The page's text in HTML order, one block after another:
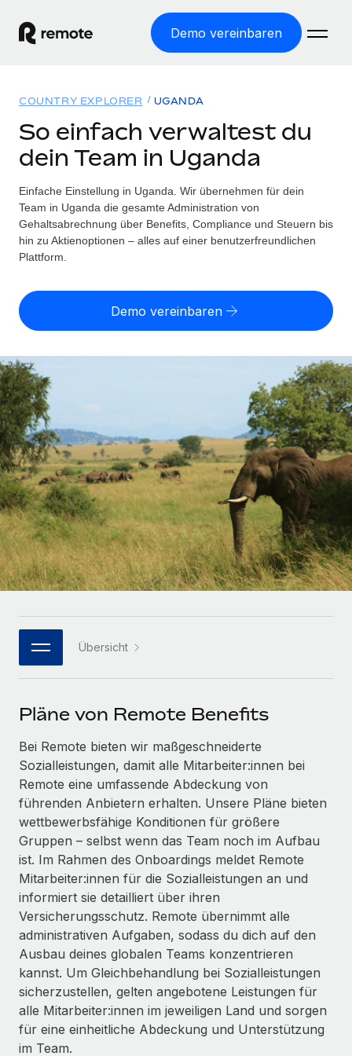
Demo vereinbaren
WELTWEITE BESCHÄFTIGUNG
Globale Payroll
Einfache, rechtssicher Payroll
Employer of Record
Weltweites Wachstum ohne Kosten für Niederlassungen
Contractor of Record
Rechtssichere, weltweite Arbeit mit Freelancer:innen
Globales Onboarding und Verwalten von
Auslagern von komplexen HR-Aufgaben
INFRASTRUKTUR
Remote Embedded
Nahtlose Integration der HR in bestehende Abläufe
Plattform
Integrierte HR-Kernfunktionen für dein Team
MCP
Integrationen
Tools
DIENSTLEISTUNGEN
Frag unsere Expert:innen
Hilfe von Expert:innen für globale HR & Compliance
Background-Checks
Einfacheres Bewerber:innen-Screening
Compliance Watchtower
Lückenlose Compliance
Geräteverwaltung
Globale Bereitstellung und Verfolgung von IT-
Geräten
Gründung von Niederlassungen
Schnelle, rechtssichere Gründung von
Lösungen
WELTWEITE ABDECKUNG
Country Explorer
Länderspezifische Unterstützung bei der Einstellung
Einfache Einstellung in allen US-Bundesstaaten
WACHSTUMSPHASE
Agile HR- und Payroll-Lösungen für wachsende
Unternehmen
Mittelstand
Maßgeschneiderte HR-Lösungen, um Teams zu
vergrößern
Enterprise
Globale HR für Konzerne und Großunternehmen
PARTNER WERDEN
Flexible Einbettung von Global-HR-Funktionen in deine
Entdecke die Möglichkeiten einer Partnerschaft
Remote Build
Demnächst verfügbar
Beratung zu Integrationen und KI-Automatisierung
FALLSTUDIEN
So hat der KI-Vorreiter Weaviate sein Team mit
Remote um 120 % vergrößert
Weaviate auf einen Blick Weaviate entwickelt KI-basierte
Open-Source-Infrastrukturen. Das...
Mehr erfahren
Strategische Partnerschaft zwischen
Reverse Tech und Remote für Contractor
Ressourcen
TOOLS UND RECHNER
Scheinselbstständigkeitsrisiko berechnen
Personalkostenrechner
Informationen zu möglichen Währungen und
Abwicklungsfristen für globale Freelancer:innen
LERNEN MIT REMOTE
Forschung und Leitfäden
Fallstudien
HR-Glossar
Bibliothek für Stellenbeschreibungen
Webinare
Events
Newsroom
Informationen zu Gehältern und Qualifikationen
Insights Center
Hol dir Unterstützung
BLOG
Globale Payroll
EOR und PEO
Contractor Management
Steuern
Preise
Nederlands
Français
Deutsch
Español
Italiano
Português (Portugal)
한국어
COUNTRY EXPLORER UGANDA
So einfach verwaltest du
dein Team in Uganda
Einfache Einstellung in Uganda. Wir übernehmen für dein
Team in Uganda die gesamte Administration von
Gehaltsabrechnung über Benefits, Compliance und Steuern bis
hin zu Aktienoptionen – alles auf einer benutzerfreundlichen
Plattform.
Demo vereinbaren
Übersicht
Pläne von Remote Benefits
Bei Remote bieten wir maßgeschneiderte
Sozialleistungen, damit alle Mitarbeiter:innen bei
Remote eine umfassende Abdeckung von
führenden Anbietern erhalten. Unsere Pläne bieten
wettbewerbsfähige Konditionen für größere
Gruppen – selbst wenn das Team noch im Aufbau
ist. Im Rahmen des Onboardings meldet Remote
Mitarbeiter:innen für die Sozialleistungen an und
informiert sie detailliert über ihren
Versicherungsschutz. Remote übernimmt alle
administrativen Aufgaben, sodass du dich auf den
Ausbau deines globalen Teams konzentrieren
kannst. Um Gleichbehandlung bei Sozialleistungen
sicherzustellen, gelten angebotene Leistungen für
alle Mitarbeiter:innen im jeweiligen Land und sorgen
für eine einheitliche Abdeckung und Unterstützung
im Team.